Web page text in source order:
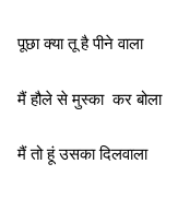
पूछा क्या तू है पीने वाला
मैं हौले से मुस्का कर बोला
मैं तो हूं उसका दिलवाला